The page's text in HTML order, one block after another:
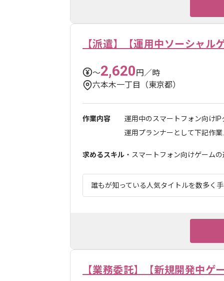
【派遣】【運用中ソーシャル
〜2,620円／時
六本木一丁目（東京都）
作業内容
運用中のスマートフォン向け
運用プランナーとして下記作業
求めるスキル ・スマートフォン向けゲーム
誰もが知っている人気タイトルを数多く
【業務委託】【新規開発中ゲ